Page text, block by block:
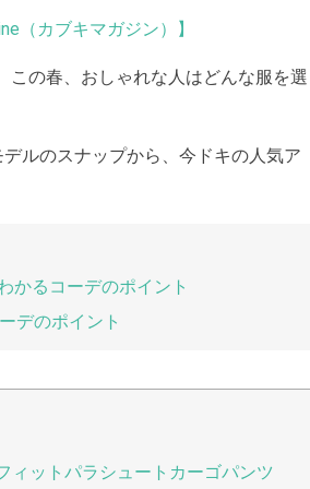
（カブキマガジン）】
この春、おしゃれな人はどんな服を選
ルのスナップから、今ドキの人気ア
かるコーデのポイント
デのポイント
ィットパラシュートカーゴパンツ